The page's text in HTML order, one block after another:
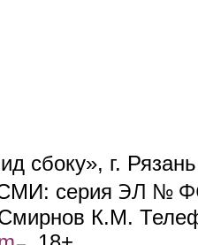
сбоку», г.
серия ЭЛ №
К.М.
(link sends e-mail)